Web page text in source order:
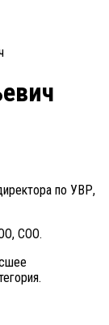
по УВР,
СОО.